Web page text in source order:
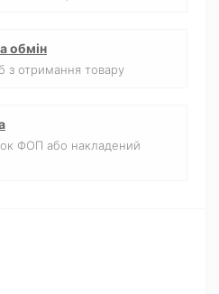
обмін
з отримання товару
ФОП або накладений